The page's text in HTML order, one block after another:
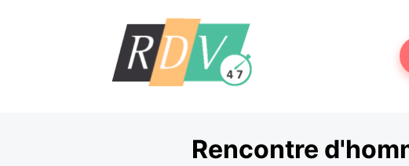
Rencontre